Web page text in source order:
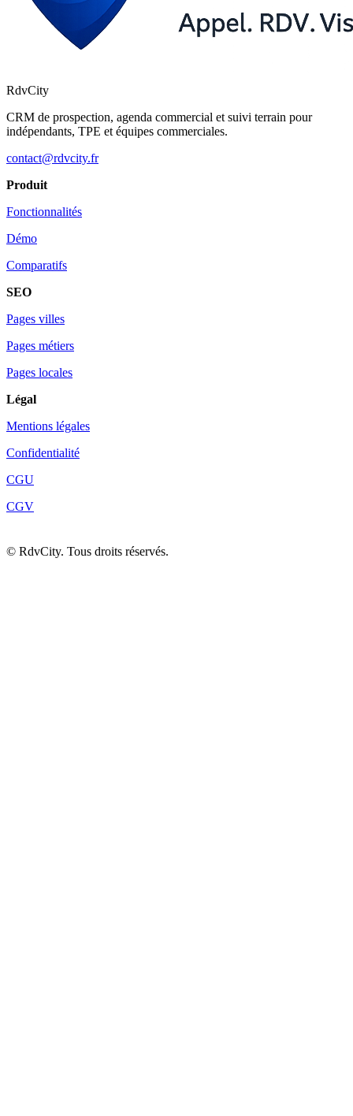
RdvCity
CRM de prospection, agenda commercial et suivi terrain pour
indépendants, TPE et équipes commerciales.
contact@rdvcity.fr
Produit
Fonctionnalités
Démo
Comparatifs
SEO
Pages villes
Pages métiers
Pages locales
Légal
Mentions légales
Confidentialité
CGU
CGV
© RdvCity. Tous droits réservés.